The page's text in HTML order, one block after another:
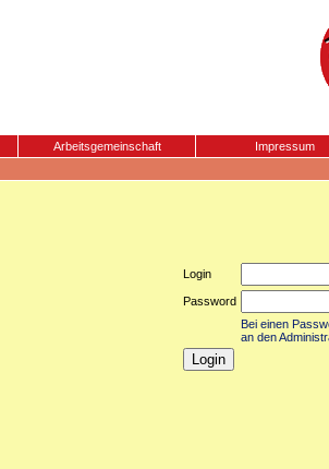
Arbeitsgemeinschaft
Impressum
Login
Password
Bei einen
an den